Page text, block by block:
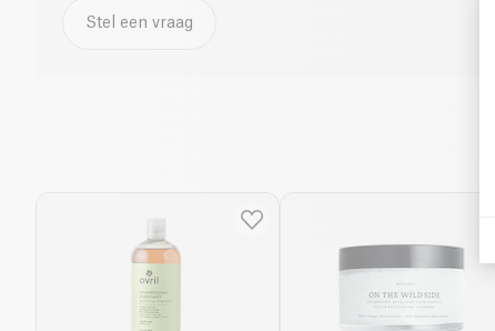
Stel een vraag